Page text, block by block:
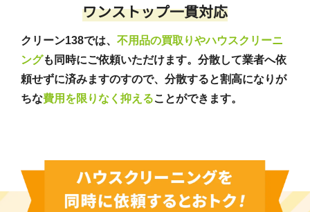
ワンストップ一貫対応
クリーン138では、 不用品の買取りやハウスクリーニ
ングも同時にご依頼いただけます。分散して業者へ依
頼せずに済みますのすので、分散すると割高になりが
ちな費用を限りなく抑えることができます。